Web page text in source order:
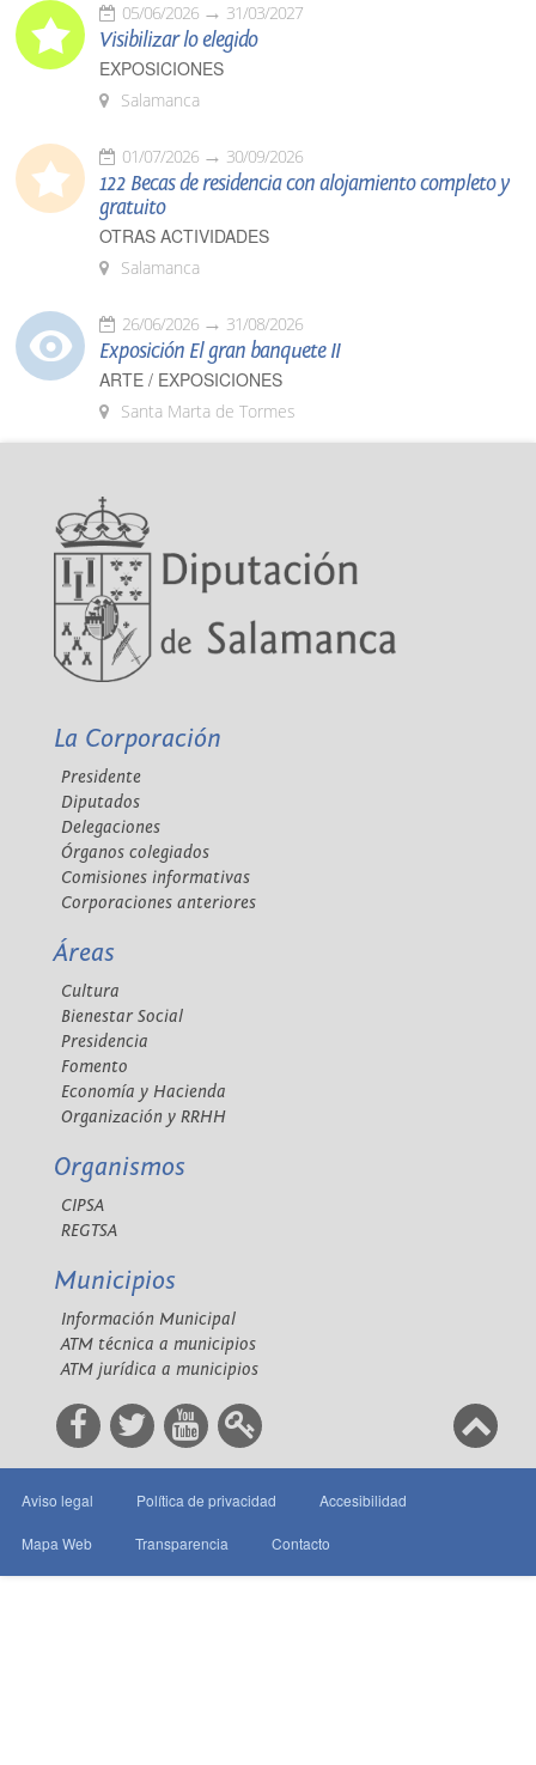
05/06/2026 31/03/2027
Visibilizar lo elegido
EXPOSICIONES
Salamanca
01/07/2026 30/09/2026
122 Becas de residencia con alojamiento completo y
gratuito
OTRAS ACTIVIDADES
Salamanca
26/06/2026 31/08/2026
Exposición El gran banquete II
ARTE / EXPOSICIONES
Santa Marta de Tormes
La Corporación
Presidente
Diputados
Delegaciones
Órganos colegiados
Comisiones informativas
Corporaciones anteriores
Áreas
Cultura
Bienestar Social
Presidencia
Fomento
Economía y Hacienda
Organización y RRHH
Organismos
CIPSA
REGTSA
Municipios
Información Municipal
ATM técnica a municipios
ATM jurídica a municipios
Aviso legal Política de privacidad Accesibilidad
Mapa Web Transparencia Contacto